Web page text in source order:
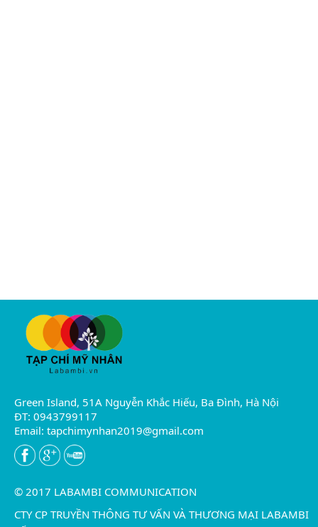
Green Island, 51A Nguyễn Khắc Hiếu, Ba Đình, Hà Nội
ĐT: 0943799117
Email: tapchimynhan2019@gmail.com
© 2017 LABAMBI COMMUNICATION
CTY CP TRUYỀN THÔNG TƯ VẤN VÀ THƯƠNG MẠI LABAMBI